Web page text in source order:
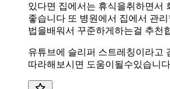
있다면 집에서는 휴식을취하면서
좋습니다 또 병원에서 집에서 관
법을배워서 꾸준하게하는걸 추천
유튜브에 슬리퍼 스트레칭이라고
따라해보시면 도움이될수있습니